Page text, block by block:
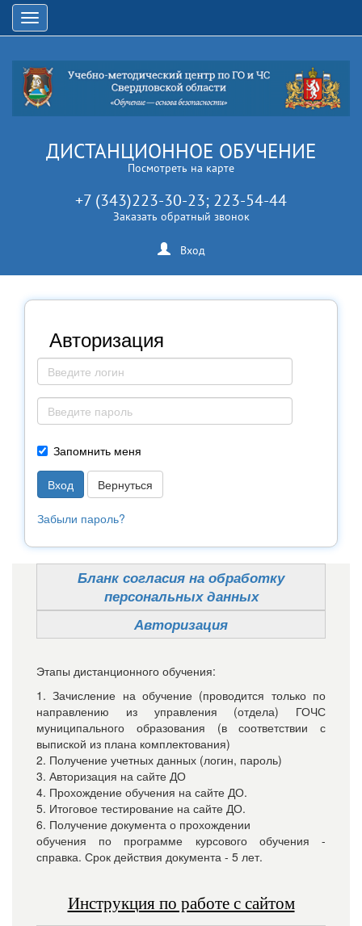
Открыть
навигацию
ДИСТАНЦИОННОЕ ОБУЧЕНИЕ
Посмотреть на карте
+7 (343)223-30-23; 223-54-44
Заказать обратный звонок
Вход
Авторизация
Запомнить меня
Вернуться
Забыли пароль?
Бланк согласия на обработку
персональных данных
Авторизация
Этапы дистанционного обучения:
1. Зачисление на обучение (проводится только по
направлению из управления (отдела) ГОЧС
муниципального образования (в соответствии с
выпиской из плана комплектования)
2. Получение учетных данных (логин, пароль)
3. Авторизация на сайте ДО
4. Прохождение обучения на сайте ДО.
5. Итоговое тестирование на сайте ДО.
6. Получение документа о прохождении
обучения по программе курсового обучения -
справка. Срок действия документа - 5 лет.
Инструкция по работе с сайтом